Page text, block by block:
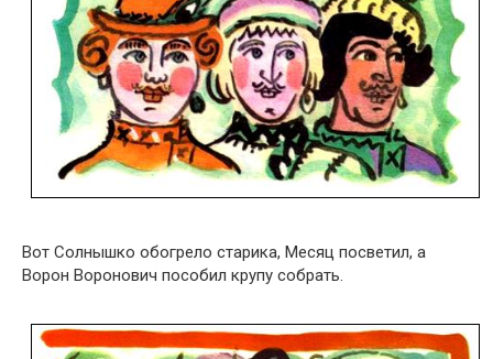
Вот Солнышко обогрело старика, Месяц посветил, а
Ворон Воронович пособил крупу собрать.